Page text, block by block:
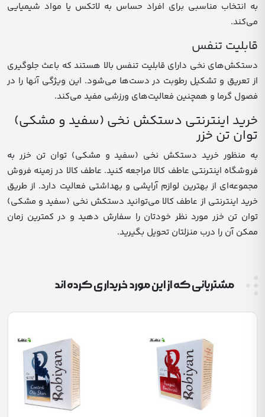
به انتخاب مناسبی برای افراد حساس به لاتکس یا مواد شیمیایی
می‌کند.
قابلیت تنفس
دستکش‌های نخی دارای قابلیت تنفس بالا هستند که باعث جلوگیری
از تعریق و تشکیل رطوبت در دست‌ها می‌شود. این ویژگی آنها را در
فصول گرما و همچنین فعالیت‌های ورزشی مفید می‌کند.
خرید اینترنتی دستکش نخی (سفید و مشکی)
توان تن خزر
به منظور خرید دستکش نخی (سفید و مشکی) توان تن خزر به
فروشگاه اینترنتی عاطف کالا مراجعه کنید. عاطف کالا در زمینه فروش
مجموعه‌ای از بهترین لوازم آرایشی و بهداشتی فعالیت دارد. از طریق
خرید اینترنتی از عاطف کالا می‌توانید دستکش نخی (سفید و مشکی)
توان تن خزر مورد نظر خودتان را سفارش دهید و در کمترین زمان
ممکن آن را درب منزلتان تحویل بگیرید.
مشتریانی که از این مورد خریداری کرده اند